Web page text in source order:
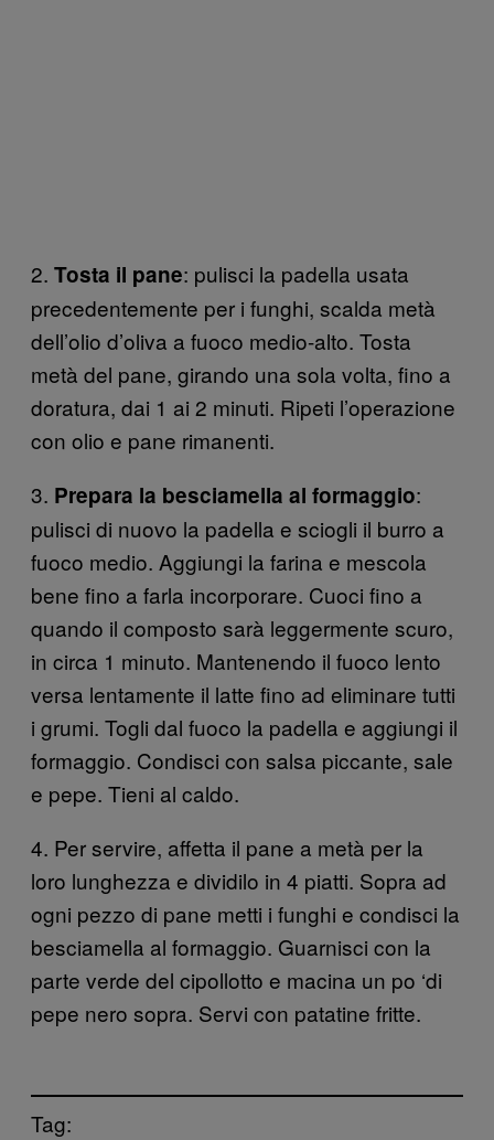
2. Tosta il pane: pulisci la padella usata
precedentemente per i funghi, scalda metà
dell’olio d’oliva a fuoco medio-alto. Tosta
metà del pane, girando una sola volta, fino a
doratura, dai 1 ai 2 minuti. Ripeti l’operazione
con olio e pane rimanenti.
3. Prepara la besciamella al formaggio:
pulisci di nuovo la padella e sciogli il burro a
fuoco medio. Aggiungi la farina e mescola
bene fino a farla incorporare. Cuoci fino a
quando il composto sarà leggermente scuro,
in circa 1 minuto. Mantenendo il fuoco lento
versa lentamente il latte fino ad eliminare tutti
i grumi. Togli dal fuoco la padella e aggiungi il
formaggio. Condisci con salsa piccante, sale
e pepe. Tieni al caldo.
4. Per servire, affetta il pane a metà per la
loro lunghezza e dividilo in 4 piatti. Sopra ad
ogni pezzo di pane metti i funghi e condisci la
besciamella al formaggio. Guarnisci con la
parte verde del cipollotto e macina un po ‘di
pepe nero sopra. Servi con patatine fritte.
Tag: